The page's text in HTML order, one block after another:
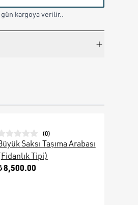
kargoya verilir..
(0)
Saksı Taşıma Arabası
Tipi)
8,500.00